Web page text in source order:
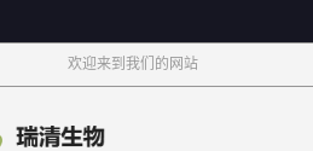
欢迎来到我们的网站